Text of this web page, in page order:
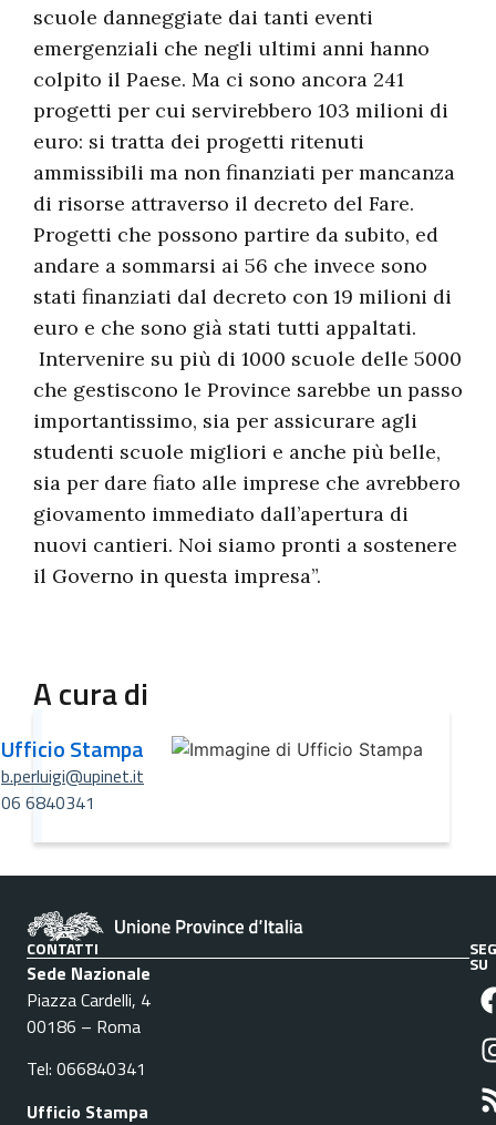
scuole danneggiate dai tanti eventi
emergenziali che negli ultimi anni hanno
colpito il Paese. Ma ci sono ancora 241
progetti per cui servirebbero 103 milioni di
euro: si tratta dei progetti ritenuti
ammissibili ma non finanziati per mancanza
di risorse attraverso il decreto del Fare.
Progetti che possono partire da subito, ed
andare a sommarsi ai 56 che invece sono
stati finanziati dal decreto con 19 milioni di
euro e che sono già stati tutti appaltati.
Intervenire su più di 1000 scuole delle 5000
che gestiscono le Province sarebbe un passo
importantissimo, sia per assicurare agli
studenti scuole migliori e anche più belle,
sia per dare fiato alle imprese che avrebbero
giovamento immediato dall’apertura di
nuovi cantieri. Noi siamo pronti a sostenere
il Governo in questa impresa”.
A cura di
Ufficio Stampa
b.perluigi@upinet.it
06 6840341
CONTATTI
Sede Nazionale
Piazza Cardelli, 4
00186 – Roma
Tel: 066840341
Ufficio Stampa
SU